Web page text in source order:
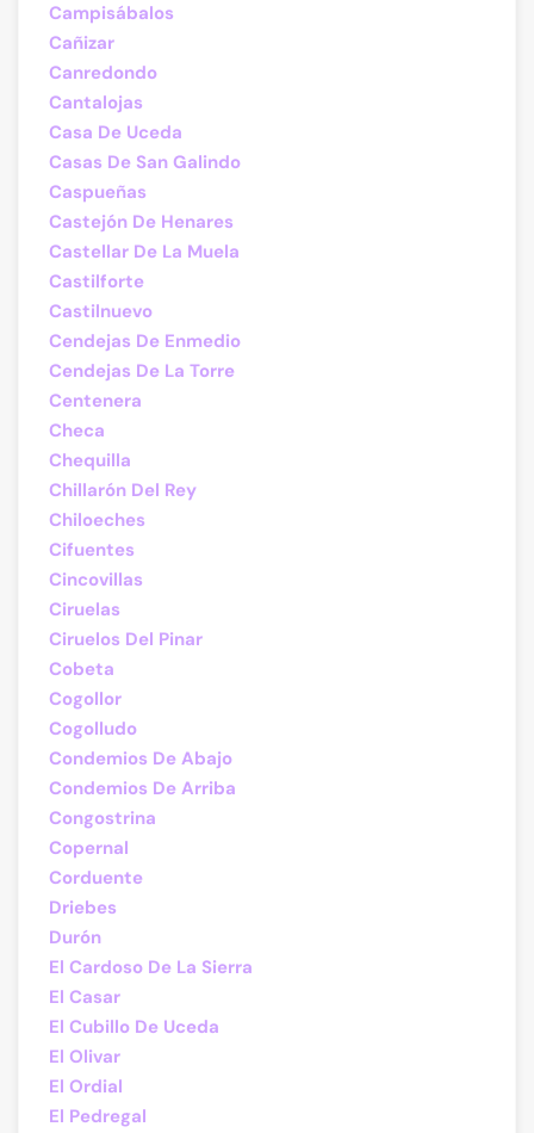
Campisábalos
Cañizar
Canredondo
Cantalojas
Casa De Uceda
Casas De San Galindo
Caspueñas
Castejón De Henares
Castellar De La Muela
Castilforte
Castilnuevo
Cendejas De Enmedio
Cendejas De La Torre
Centenera
Checa
Chequilla
Chillarón Del Rey
Chiloeches
Cifuentes
Cincovillas
Ciruelas
Ciruelos Del Pinar
Cobeta
Cogollor
Cogolludo
Condemios De Abajo
Condemios De Arriba
Congostrina
Copernal
Corduente
Driebes
Durón
El Cardoso De La Sierra
El Casar
El Cubillo De Uceda
El Olivar
El Ordial
El Pedregal